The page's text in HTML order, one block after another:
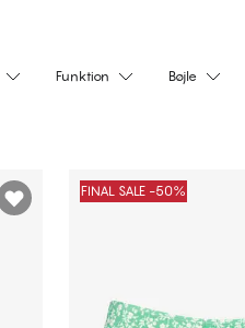
Funktion Bøjle
FINAL SALE -50%